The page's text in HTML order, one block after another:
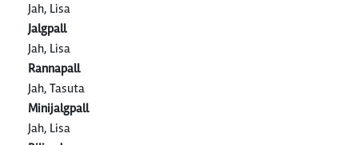
Jah, Lisa
Jalgpall
Jah, Lisa
Rannapall
Jah, Tasuta
Minijalgpall
Jah, Lisa